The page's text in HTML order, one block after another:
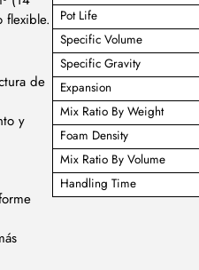
flexible.
de
y
Pot Life
Specific Volume
Specific Gravity
Expansion
Mix Ratio By Weight
Foam Density
Mix Ratio By Volume
Handling Time